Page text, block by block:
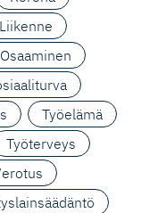
Liikenne
Osaaminen
Työelämä
Työterveys